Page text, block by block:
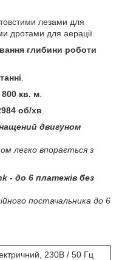
лезами для
дротами для аерації.
глибини роботи
.
кв. м.
об/хв.
двигуном
легко впорається з
- до 6 платежів без
постачальника до 6
230В / 50 Гц